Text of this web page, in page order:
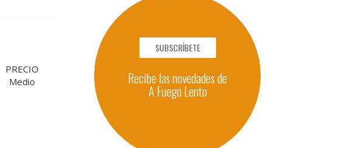
PRECIO
Medio
SUBSCRÍBETE
Recibe las novedades de
A Fuego Lento